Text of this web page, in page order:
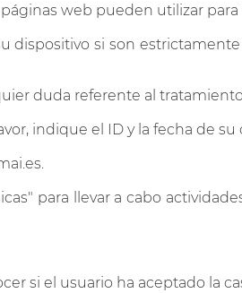
web pueden utilizar
dispositivo si son
duda referente al
indique el ID y la fecha de
para llevar a cabo
si el usuario ha aceptado la